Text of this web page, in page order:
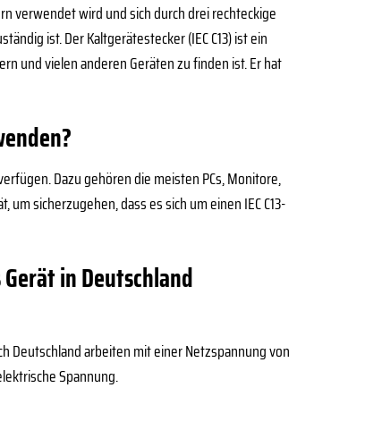
verwendet wird und sich durch drei rechteckige
ist. Der Kaltgerätestecker (IEC C13) ist ein
und vielen anderen Geräten zu finden ist. Er hat
Dazu gehören die meisten PCs, Monitore,
sicherzugehen, dass es sich um einen IEC C13-
in Deutschland
Deutschland arbeiten mit einer Netzspannung von
Spannung.